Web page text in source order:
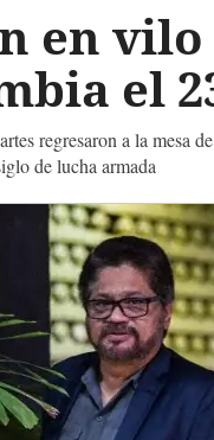
en
el
regresaron a la mesa
de lucha armada